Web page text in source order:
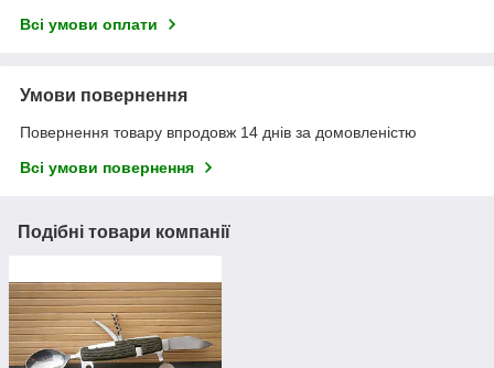
Всі умови оплати
Умови повернення
Повернення товару впродовж 14 днів за домовленістю
Всі умови повернення
Подібні товари компанії